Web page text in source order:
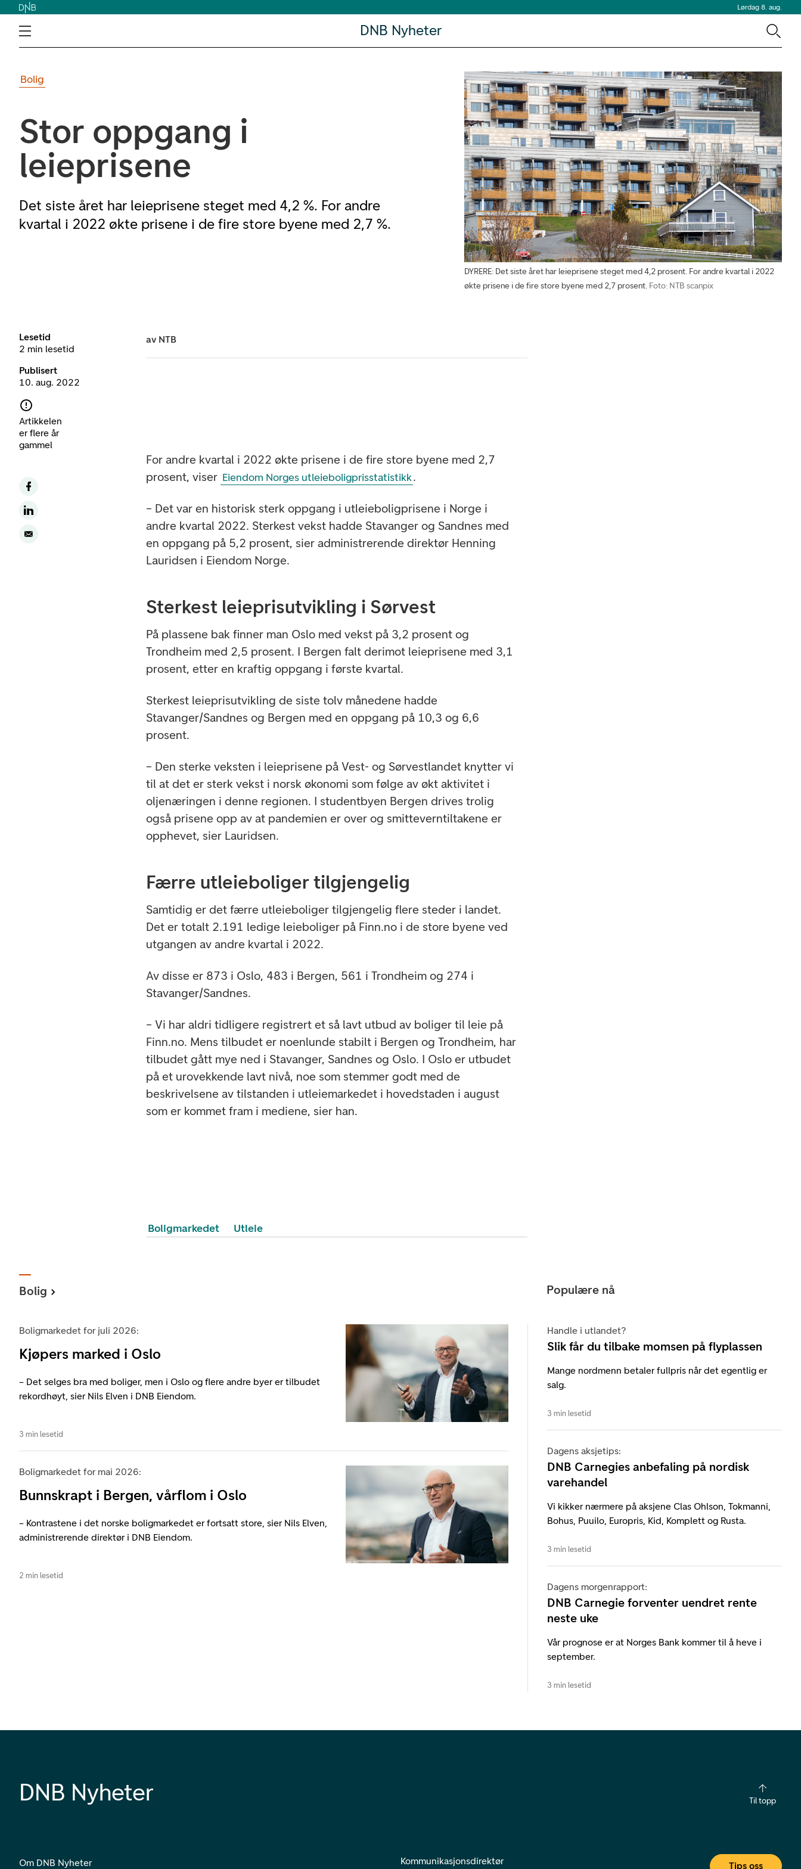
Lørdag 8. aug.
DNB Nyheter
Bolig
Stor oppgang i
leieprisene
Det siste året har leieprisene steget med 4,2 %. For andre
kvartal i 2022 økte prisene i de fire store byene med 2,7 %.
DYRERE: Det siste året har leieprisene steget med 4,2 prosent. For andre kvartal i 2022
økte prisene i de fire store byene med 2,7 prosent. Foto: NTB scanpix
Lesetid
2 min lesetid
Publisert
10. aug. 2022
Artikkelen
er flere år
gammel
av NTB
For andre kvartal i 2022 økte prisene i de fire store byene med 2,7
prosent, viser Eiendom Norges utleieboligprisstatistikk.
– Det var en historisk sterk oppgang i utleieboligprisene i Norge i
andre kvartal 2022. Sterkest vekst hadde Stavanger og Sandnes med
en oppgang på 5,2 prosent, sier administrerende direktør Henning
Lauridsen i Eiendom Norge.
Sterkest leieprisutvikling i Sørvest
På plassene bak finner man Oslo med vekst på 3,2 prosent og
Trondheim med 2,5 prosent. I Bergen falt derimot leieprisene med 3,1
prosent, etter en kraftig oppgang i første kvartal.
Sterkest leieprisutvikling de siste tolv månedene hadde
Stavanger/Sandnes og Bergen med en oppgang på 10,3 og 6,6
prosent.
– Den sterke veksten i leieprisene på Vest- og Sørvestlandet knytter vi
til at det er sterk vekst i norsk økonomi som følge av økt aktivitet i
oljenæringen i denne regionen. I studentbyen Bergen drives trolig
også prisene opp av at pandemien er over og smitteverntiltakene er
opphevet, sier Lauridsen.
Færre utleieboliger tilgjengelig
Samtidig er det færre utleieboliger tilgjengelig flere steder i landet.
Det er totalt 2.191 ledige leieboliger på Finn.no i de store byene ved
utgangen av andre kvartal i 2022.
Av disse er 873 i Oslo, 483 i Bergen, 561 i Trondheim og 274 i
Stavanger/Sandnes.
– Vi har aldri tidligere registrert et så lavt utbud av boliger til leie på
Finn.no. Mens tilbudet er noenlunde stabilt i Bergen og Trondheim, har
tilbudet gått mye ned i Stavanger, Sandnes og Oslo. I Oslo er utbudet
på et urovekkende lavt nivå, noe som stemmer godt med de
beskrivelsene av tilstanden i utleiemarkedet i hovedstaden i august
som er kommet fram i mediene, sier han.
Boligmarkedet Utleie
Bolig
Boligmarkedet for juli 2026:
Kjøpers marked i Oslo
– Det selges bra med boliger, men i Oslo og flere andre byer er tilbudet
rekordhøyt, sier Nils Elven i DNB Eiendom.
3 min lesetid
Boligmarkedet for mai 2026:
Bunnskrapt i Bergen, vårflom i Oslo
– Kontrastene i det norske boligmarkedet er fortsatt store, sier Nils Elven,
administrerende direktør i DNB Eiendom.
2 min lesetid
Populære nå
Handle i utlandet?
Slik får du tilbake momsen på flyplassen
Mange nordmenn betaler fullpris når det egentlig er
salg.
3 min lesetid
Dagens aksjetips:
DNB Carnegies anbefaling på nordisk
varehandel
Vi kikker nærmere på aksjene Clas Ohlson, Tokmanni,
Bohus, Puuilo, Europris, Kid, Komplett og Rusta.
3 min lesetid
Dagens morgenrapport:
DNB Carnegie forventer uendret rente
neste uke
Vår prognose er at Norges Bank kommer til å heve i
september.
3 min lesetid
DNB Nyheter Til topp
Om DNB Nyheter Kommunikasjonsdirektør Tips oss